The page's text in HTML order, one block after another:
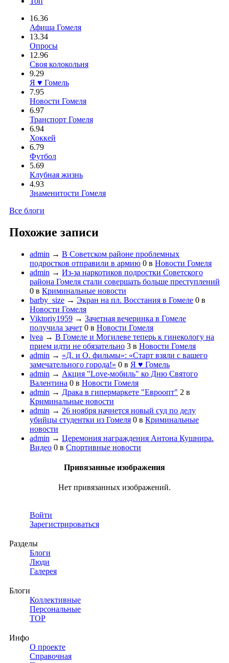
16.36
Афиша Гомеля
13.34
Опросы
12.96
Своя колокольня
9.29
Я ♥ Гомель
7.95
Новости Гомеля
6.97
Транспорт Гомеля
6.94
Хоккей
6.79
Футбол
5.69
Клубная жизнь
4.93
Знаменитости Гомеля
Все блоги
Похожие записи
admin → В Советском районе проблемных
подростков отправили в армию 0 в Новости Гомеля
admin → Из-за наркотиков подростки Советского
района Гомеля стали совершать больше преступлений
0 в Криминальные новости
barby_size → Экран на пл. Восстания в Гомеле 0 в
Новости Гомеля
Viktoriy1959 → Зачетная вечеринка в Гомеле
получила зачет 0 в Новости Гомеля
lvea → В Гомеле и Могилеве теперь к гинекологу на
прием идти не обязательно 3 в Новости Гомеля
admin → «Д. и О. фильмы»: «Старт взяли с вашего
замечательного города!» 0 в Я ♥ Гомель
admin → Акция "Love-мобиль" ко Дню Святого
Валентина 0 в Новости Гомеля
admin → Драка в гипермаркете "Евроопт" 2 в
Криминальные новости
admin → 26 ноября начнется новый суд по делу
убийцы студентки из Гомеля 0 в Криминальные
новости
admin → Церемония награждения Антона Кушнира.
Видео 0 в Спортивные новости
Привязанные изображения
Нет привязанных изображений.
Войти
Зарегистрироваться
Разделы
Блоги
Люди
Галерея
Блоги
Коллективные
Персональные
TOP
Инфо
О проекте
Справочная